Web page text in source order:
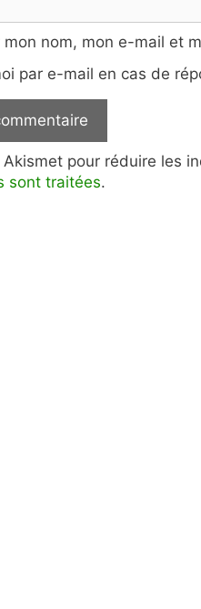
mon nom, mon e-mail et
par e-mail en cas de
pour réduire les
sont traitées.